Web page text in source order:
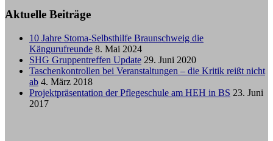
Aktuelle Beiträge
10 Jahre Stoma-Selbsthilfe Braunschweig die
Kängurufreunde 8. Mai 2024
SHG Gruppentreffen Update 29. Juni 2020
Taschenkontrollen bei Veranstaltungen – die Kritik reißt nicht
ab 4. März 2018
Projektpräsentation der Pflegeschule am HEH in BS 23. Juni
2017